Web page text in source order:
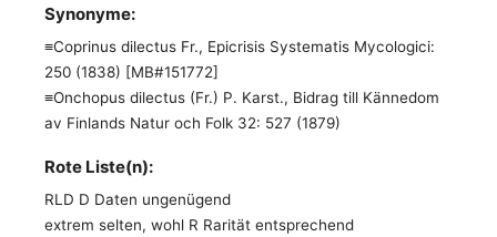
Synonyme:
≡Coprinus dilectus Fr., Epicrisis Systematis Mycologici:
250 (1838) [MB#151772]
≡Onchopus dilectus (Fr.) P. Karst., Bidrag till Kännedom
av Finlands Natur och Folk 32: 527 (1879)
Rote Liste(n):
RLD D Daten ungenügend
extrem selten, wohl R Rarität entsprechend